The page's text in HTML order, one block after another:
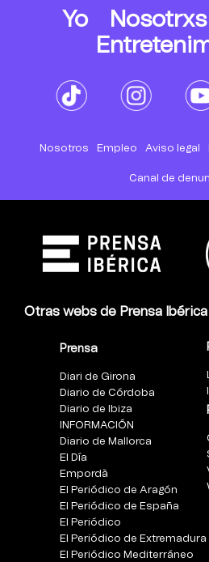
Yo Nosotrxs
Nosotros Empleo Aviso legal
Canal de
Otras webs de Prensa
Prensa
Diari de Girona
Diario de Córdoba
Diario de Ibiza
INFORMACIÓN
Diario de Mallorca
El Día
Empordà
El Periódico de Aragón
El Periódico de España
El Periódico
El Periódico de Extremadura
El Periódico Mediterráneo